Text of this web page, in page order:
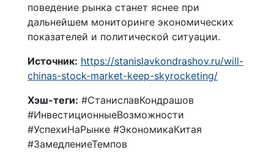
поведение рынка станет яснее при
дальнейшем мониторинге экономических
показателей и политической ситуации.
Источник: https://stanislavkondrashov.ru/will-
chinas-stock-market-keep-skyrocketing/
Хэш-теги: #СтаниславКондрашов
#ИнвестиционныеВозможности
#УспехиНаРынке #ЭкономикаКитая
#ЗамедлениеТемпов